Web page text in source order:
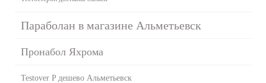
Параболан в магазине Альметьевск
Пронабол Яхрома
Testover P дешево Альметьевск